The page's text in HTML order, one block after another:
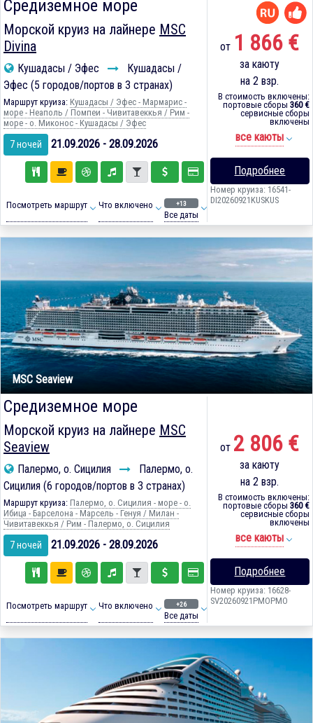
Средиземное море
Морской круиз на лайнере MSC
Divina
Кушадасы / Эфес
Кушадасы /
Эфес (5 городов/портов в 3 странах)
Маршрут круиза: Кушадасы / Эфес - Мармарис -
море - Неаполь / Помпеи - Чивитавеккья / Рим -
море - о. Миконос - Кушадасы / Эфес
7 ночей 21.09.2026 - 28.09.2026
Посмотреть маршрут Что включено +13
Все даты
от 1 866 €
за каюту
на 2 взр.
В стоимость включены:
портовые сборы 360 €
сервисные сборы
включены
все каюты
Подробнее
Номер круиза: 16541-
DI20260921KUSKUS
MSC Seaview
Средиземное море
Морской круиз на лайнере MSC
Seaview
Палермо, о. Сицилия
Палермо, о.
Сицилия (6 городов/портов в 3 странах)
Маршрут круиза: Палермо, о. Сицилия - море - о.
Ибица - Барселона - Марсель - Генуя / Милан -
Чивитавеккья / Рим - Палермо, о. Сицилия
7 ночей 21.09.2026 - 28.09.2026
Посмотреть маршрут Что включено +26
Все даты
от 2 806 €
за каюту
на 2 взр.
В стоимость включены:
портовые сборы 360 €
сервисные сборы
включены
все каюты
Подробнее
Номер круиза: 16628-
SV20260921PMOPMO